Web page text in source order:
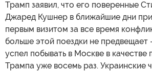
Трамп заявил, что его поверенные
Джаред Кушнер в ближайшие дни
первым визитом за все время
больше этой поездки не
успел побывать в Москве в качестве
Трампа уже восемь раз. Украинские